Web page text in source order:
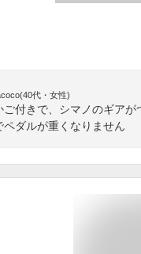
代・女性)
ご付きで、シマノのギア
ペダルが重くなりません